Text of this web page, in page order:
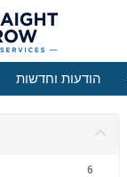
הודעות וחדשות
6